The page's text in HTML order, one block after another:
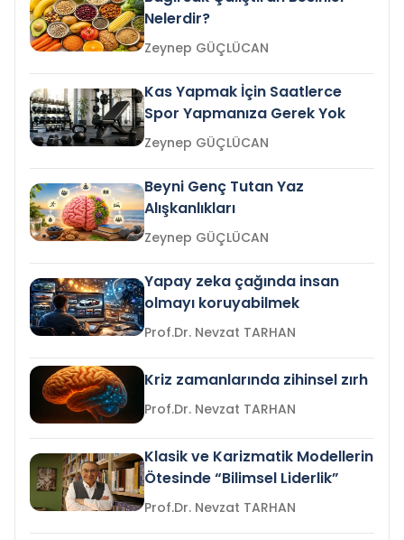
Nelerdir?
Zeynep GÜÇLÜCAN
Kas Yapmak İçin Saatlerce
Spor Yapmanıza Gerek Yok
Zeynep GÜÇLÜCAN
Beyni Genç Tutan Yaz
Alışkanlıkları
Zeynep GÜÇLÜCAN
Yapay zeka çağında insan
olmayı koruyabilmek
Prof.Dr. Nevzat TARHAN
Kriz zamanlarında zihinsel zırh
Prof.Dr. Nevzat TARHAN
Klasik ve Karizmatik Modellerin
Ötesinde “Bilimsel Liderlik”
Prof.Dr. Nevzat TARHAN